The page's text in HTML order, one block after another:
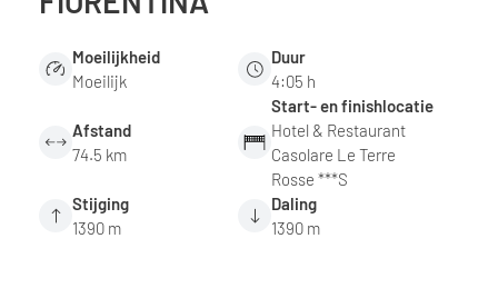
Moeilijkheid
Moeilijk
Duur
4:05 h
Afstand
74.5 km
Start- en finishlocatie
Hotel & Restaurant
Casolare Le Terre
Rosse ***S
Stijging
1390 m
Daling
1390 m